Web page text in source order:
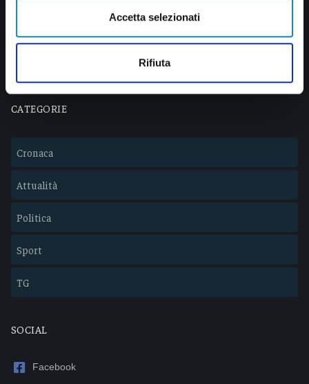
Accetta selezionati
Rifiuta
Lavora con noi
CATEGORIE
Cronaca
Attualità
Politica
Sport
TG
SOCIAL
Facebook